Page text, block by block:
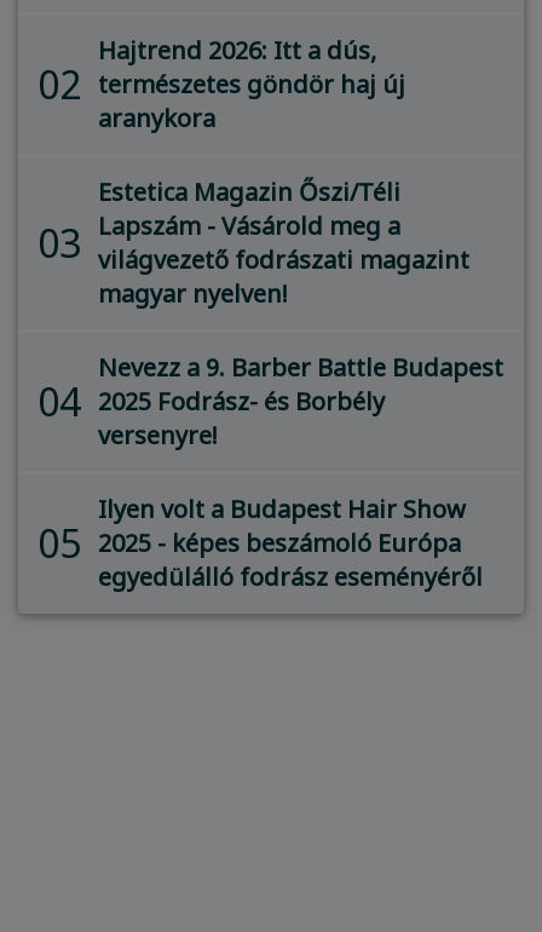
02
Hajtrend 2026: Itt a dús,
természetes göndör haj új
aranykora
03
Estetica Magazin Őszi/Téli
Lapszám - Vásárold meg a
világvezető fodrászati magazint
magyar nyelven!
04
Nevezz a 9. Barber Battle Budapest
2025 Fodrász- és Borbély
versenyre!
05
Ilyen volt a Budapest Hair Show
2025 - képes beszámoló Európa
egyedülálló fodrász eseményéről